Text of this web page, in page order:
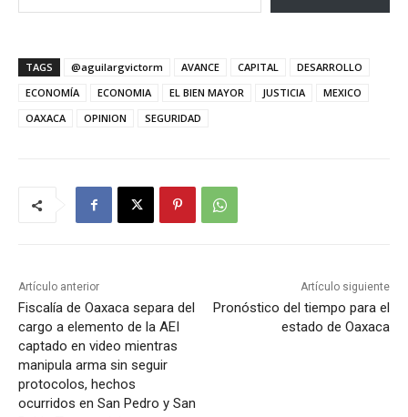
TAGS @aguilargvictorm AVANCE CAPITAL
DESARROLLO
ECONOMÍA
ECONOMIA EL BIEN MAYOR JUSTICIA
MEXICO
OAXACA
OPINION SEGURIDAD
Artículo anterior
Fiscalía de Oaxaca separa del
cargo a elemento de la AEI
captado en video mientras
manipula arma sin seguir
protocolos, hechos
ocurridos en San Pedro y San
Artículo siguiente
Pronóstico del tiempo para el
estado de Oaxaca